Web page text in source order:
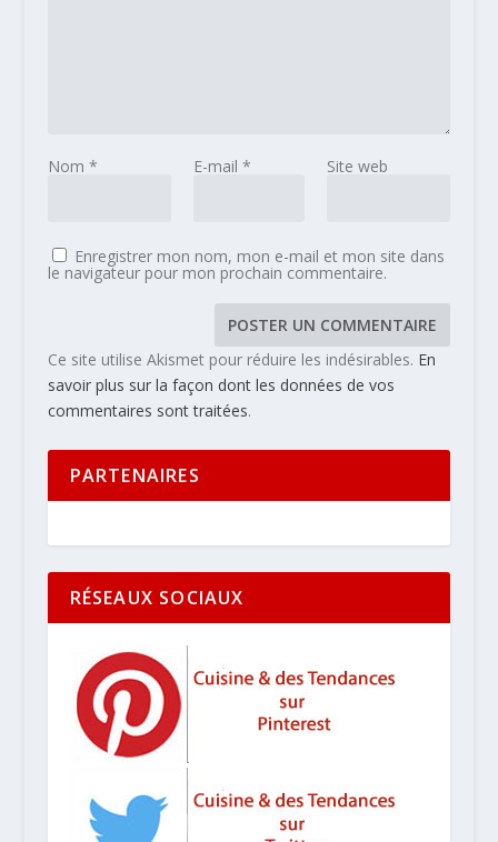
Nom * E-mail * Site web
Enregistrer mon nom, mon e-mail et mon site dans
le navigateur pour mon prochain commentaire.
Ce site utilise Akismet pour réduire les indésirables. En
savoir plus sur la façon dont les données de vos
commentaires sont traitées.
PARTENAIRES
RÉSEAUX SOCIAUX